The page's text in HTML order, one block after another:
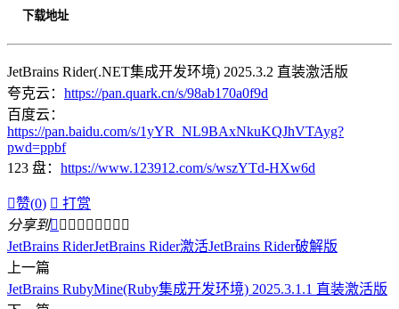
下载地址
JetBrains Rider(.NET集成开发环境) 2025.3.2 直装激活版
夸克云： https://pan.quark.cn/s/98ab170a0f9d
百度云：
https://pan.baidu.com/s/1yYR_NL9BAxNkuKQJhVTAyg?
pwd=ppbf
123 盘： https://www.123912.com/s/wszYTd-HXw6d
赞(0)  打赏
分享到        
JetBrains RiderJetBrains Rider激活JetBrains Rider破解版
上一篇
JetBrains RubyMine(Ruby集成开发环境) 2025.3.1.1 直装激活版